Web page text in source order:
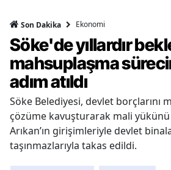
Son Dakika Ekonomi
Söke'de yıllardır
mahsuplaşma
adım atıldı
Söke Belediyesi, devlet borçlarını
çözüme kavuşturarak mali
Arıkan’ın girişimleriyle devlet
taşınmazlarıyla takas edildi.